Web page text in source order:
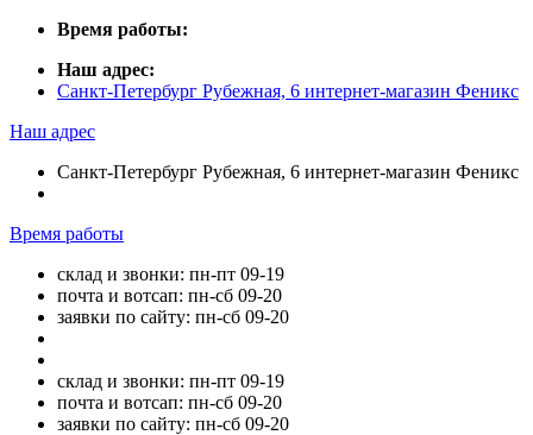
Время работы:
Наш адрес:
Санкт-Петербург Рубежная, 6 интернет-магазин Феникс
Наш адрес
Санкт-Петербург Рубежная, 6 интернет-магазин Феникс
Время работы
склад и звонки: пн-пт 09-19
почта и вотсап: пн-сб 09-20
заявки по сайту: пн-сб 09-20
склад и звонки: пн-пт 09-19
почта и вотсап: пн-сб 09-20
заявки по сайту: пн-сб 09-20